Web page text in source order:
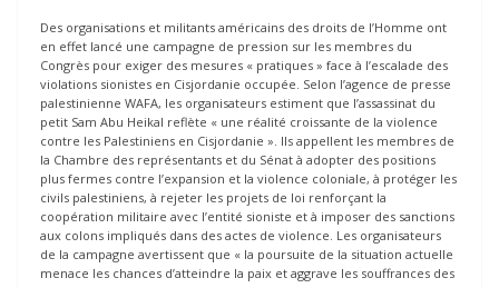
Des organisations et militants américains des droits de l’Homme ont
en effet lancé une campagne de pression sur les membres du
Congrès pour exiger des mesures « pratiques » face à l’escalade des
violations sionistes en Cisjordanie occupée. Selon l’agence de presse
palestinienne WAFA, les organisateurs estiment que l’assassinat du
petit Sam Abu Heikal reflète « une réalité croissante de la violence
contre les Palestiniens en Cisjordanie ». Ils appellent les membres de
la Chambre des représentants et du Sénat à adopter des positions
plus fermes contre l’expansion et la violence coloniale, à protéger les
civils palestiniens, à rejeter les projets de loi renforçant la
coopération militaire avec l’entité sioniste et à imposer des sanctions
aux colons impliqués dans des actes de violence. Les organisateurs
de la campagne avertissent que « la poursuite de la situation actuelle
menace les chances d’atteindre la paix et aggrave les souffrances des